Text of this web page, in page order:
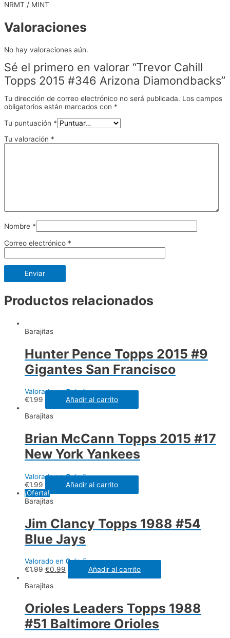
NRMT / MINT
Valoraciones
No hay valoraciones aún.
Sé el primero en valorar “Trevor Cahill
Topps 2015 #346 Arizona Diamondbacks”
Tu dirección de correo electrónico no será publicada. Los campos
obligatorios están marcados con *
Tu puntuación *
Tu valoración *
Nombre *
Correo electrónico *
Productos relacionados
Barajitas
Hunter Pence Topps 2015 #9
Gigantes San Francisco
Valorado en0de 5
€1.99
Añadir al carrito
Barajitas
Brian McCann Topps 2015 #17
New York Yankees
Valorado en0de 5
€1.99
Añadir al carrito
¡Oferta!
Barajitas
Jim Clancy Topps 1988 #54
Blue Jays
Valorado en 0de 5
€1.99 €0.99
Añadir al carrito
Barajitas
Orioles Leaders Topps 1988
#51 Baltimore Orioles